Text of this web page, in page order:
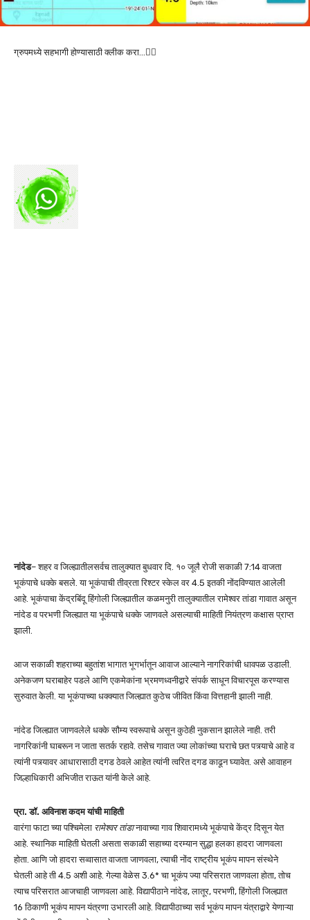
ग्रुपमध्ये सहभागी होण्यासाठी क्लीक करा…👆🏻
नांदेड– शहर व जिल्ह्यातीलसर्वच तालुक्यात बुधवार दि. १० जूलै रोजी सकाळी 7:14 वाजता
भूकंपाचे धक्के बसले. या भूकंपाची तीव्रता रिश्टर स्केल वर 4.5 इतकी नोंदविण्यात आलेली
आहे. भूकंपाचा केंद्रबिंदू हिंगोली जिल्ह्यातील कळमनुरी तालुक्यातील रामेश्वर तांडा गावात असून
नांदेड व परभणी जिल्ह्यात या भूकंपाचे धक्के जाणवले असल्याची माहिती नियंत्रण कक्षास प्राप्त
झाली.
आज सकाळी शहराच्या बहुतांश भागात भूगर्भातून आवाज आल्याने नागरिकांची धावपळ उडाली.
अनेकजण घराबाहेर पडले आणि एकमेकांना भ्रमणध्वनीद्वारे संपर्क साधून विचारपूस करण्यास
सुरुवात केली. या भूकंपाच्या धक्क्यात जिल्ह्यात कुठेच जीवित किंवा वित्तहानी झाली नाही.
नांदेड जिल्ह्यात जाणवलेले धक्के सौम्य स्वरूपाचे असून कुठेही नुकसान झालेले नाही. तरी
नागरिकांनी घाबरून न जाता सतर्क रहावे. तसेच गावात ज्या लोकांच्या घराचे छत पत्र्याचे आहे व
त्यांनी पत्र्यावर आधारासाठी दगड ठेवले आहेत त्यांनी त्वरित दगड काढून घ्यावेत. असे आवाहन
जिल्हाधिकारी अभिजीत राऊत यांनी केले आहे.
प्रा. डॉ. अविनाश कदम यांची माहिती
वारंगा फाटा च्या पश्चिमेला रामेश्वर तांडानावाच्या गाव शिवारामध्ये भूकंपाचे केंद्र दिसून येत
आहे. स्थानिक माहिती घेतली असता सकाळी सहाच्या दरम्यान सुद्धा हलका हादरा जाणवला
होता. आणि जो हादरा सव्वासात वाजता जाणवला, त्याची नोंद राष्ट्रीय भूकंप मापन संस्थेने
घेतली आहे ती 4.5 अशी आहे. गेल्या वेळेस 3.6* चा भूकंप ज्या परिसरात जाणवला होता, तोच
त्याच परिसरात आजचाही जाणवला आहे. विद्यापीठाने नांदेड, लातूर, परभणी, हिंगोली जिल्ह्यात
16 ठिकाणी भूकंप मापन यंत्रणा उभारली आहे. विद्यापीठाच्या सर्व भूकंप मापन यंत्राद्वारे येणाऱ्या